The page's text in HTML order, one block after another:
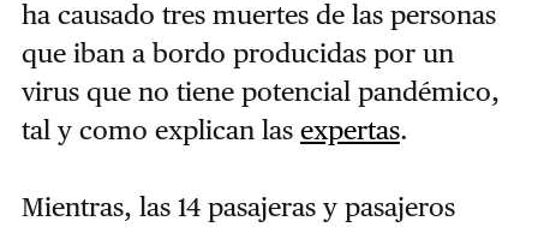
ha causado tres muertes de las personas
que iban a bordo producidas por un
virus que no tiene potencial pandémico,
tal y como explican las expertas.
Mientras, las 14 pasajeras y pasajeros